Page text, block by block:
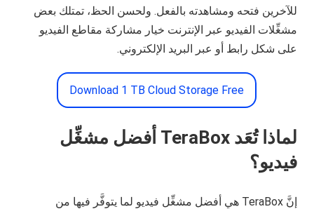
للآخرين فتحه ومشاهدته بالفعل. ولحسن الحظ، تمتلك بعض
مشغِّلات الفيديو عبر الإنترنت خيار مشاركة مقاطع الفيديو
على شكل رابط أو عبر البريد الإلكتروني.
Download 1 TB Cloud Storage Free
لماذا تُعَدTeraBox أفضل مشغِّل
فيديو؟
إنَّ TeraBox هي أفضل مشغِّل فيديو لما يتوفَّر فيها من